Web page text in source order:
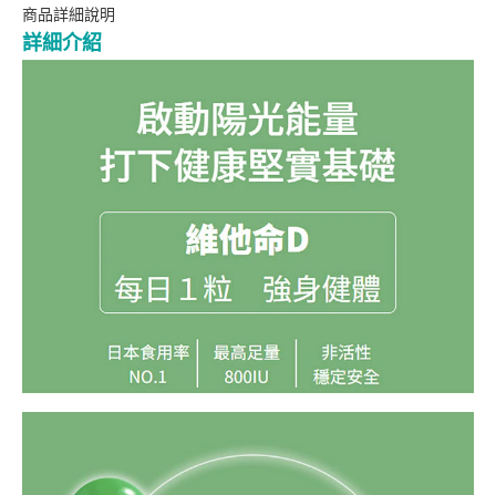
商品詳細說明
詳細介紹